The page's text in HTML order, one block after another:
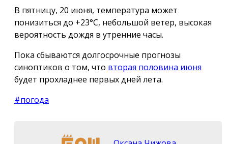
В пятницу, 20 июня, температура может
понизиться до +23°С, небольшой ветер, высокая
вероятность дождя в утренние часы.
Пока сбываются долгосрочные прогнозы
синоптиков о том, что вторая половина июня
будет прохладнее первых дней лета.
#погода